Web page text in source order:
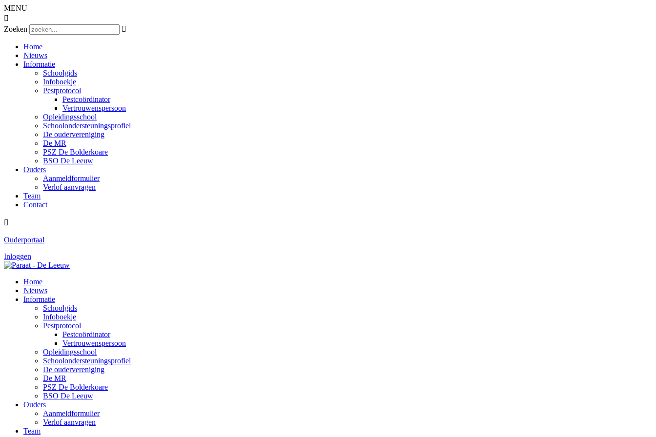
MENU

Zoeken

Home
Nieuws
Informatie
Schoolgids
Infoboekje
Pestprotocol
Pestcoördinator
Vertrouwenspersoon
Opleidingsschool
Schoolondersteuningsprofiel
De oudervereniging
De MR
PSZ De Bolderkoare
BSO De Leeuw
Ouders
Aanmeldformulier
Verlof aanvragen
Team
Contact

Ouderportaal
Inloggen
Home
Nieuws
Informatie
Schoolgids
Infoboekje
Pestprotocol
Pestcoördinator
Vertrouwenspersoon
Opleidingsschool
Schoolondersteuningsprofiel
De oudervereniging
De MR
PSZ De Bolderkoare
BSO De Leeuw
Ouders
Aanmeldformulier
Verlof aanvragen
Team